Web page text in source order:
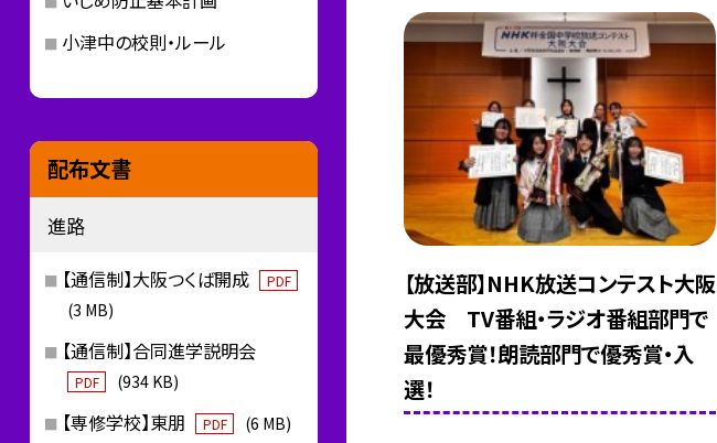
【放送部】NHK放送コンテスト大阪
大会 TV番組・ラジオ番組部門で
最優秀賞！朗読部門で優秀賞・入
選！
小津中の校則・ルール
配布文書
進路
【通信制】大阪つくば開成 PDF
(3 MB)
【通信制】合同進学説明会
PDF (934 KB)
【専修学校】東朋 PDF (6 MB)